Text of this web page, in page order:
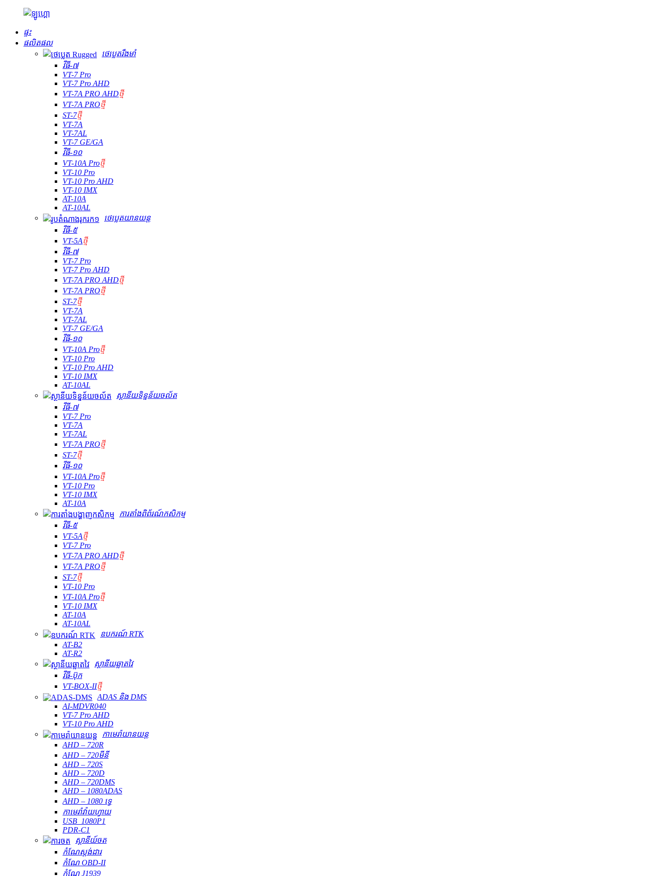
ផ្ទះ
ផលិតផល
ថេប្លេតរឹងមាំ
វីធី-៧
VT-7 Pro
VT-7 Pro AHD
VT-7A PRO AHDថ្មី
VT-7A PROថ្មី
ST-7ថ្មី
VT-7A
VT-7AL
VT-7 GE/GA
វីធី-១០
VT-10A Proថ្មី
VT-10 Pro
VT-10 Pro AHD
VT-10 IMX
AT-10A
AT-10AL
ថេប្លេតយានយន្ត
វីធី-៥
VT-5Aថ្មី
វីធី-៧
VT-7 Pro
VT-7 Pro AHD
VT-7A PRO AHDថ្មី
VT-7A PROថ្មី
ST-7ថ្មី
VT-7A
VT-7AL
VT-7 GE/GA
វីធី-១០
VT-10A Proថ្មី
VT-10 Pro
VT-10 Pro AHD
VT-10 IMX
AT-10AL
ស្ថានីយទិន្នន័យចល័ត
វីធី-៧
VT-7 Pro
VT-7A
VT-7AL
VT-7A PROថ្មី
ST-7ថ្មី
វីធី-១០
VT-10A Proថ្មី
VT-10 Pro
VT-10 IMX
AT-10A
ការតាំងពិព័រណ៍កសិកម្ម
វីធី-៥
VT-5Aថ្មី
VT-7 Pro
VT-7A PRO AHDថ្មី
VT-7A PROថ្មី
ST-7ថ្មី
VT-10 Pro
VT-10A Proថ្មី
VT-10 IMX
AT-10A
AT-10AL
ឧបករណ៍ RTK
AT-B2
AT-R2
ស្ថានីយឆ្លាតវៃ
វីធី-ប៊ុក
VT-BOX-IIថ្មី
ADAS និង DMS
AI-MDVR040
VT-7 Pro AHD
VT-10 Pro AHD
កាមេរ៉ាយានយន្ត
AHD – 720R
AHD – 720មីនី
AHD – 720S
AHD – 720D
AHD – 720DMS
AHD – 1080ADAS
AHD – 1080 ទ្វេ
កាមេរ៉ាវ៉ាយហ្វាយ
USB_1080P1
PDR-C1
ស្ថានីយ៍ចត
កំណែស្តង់ដារ
កំណែ OBD-II
កំណែ J1939